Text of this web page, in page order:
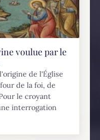
voulue par le
de l'Église
de la foi, de
le croyant
interrogation